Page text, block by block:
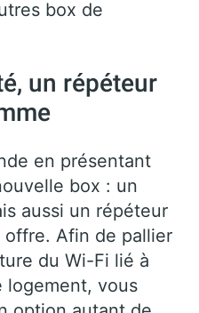
box de
un répéteur
en présentant
box : un
aussi un répéteur
offre. Afin de pallier
du Wi-Fi lié à
logement, vous